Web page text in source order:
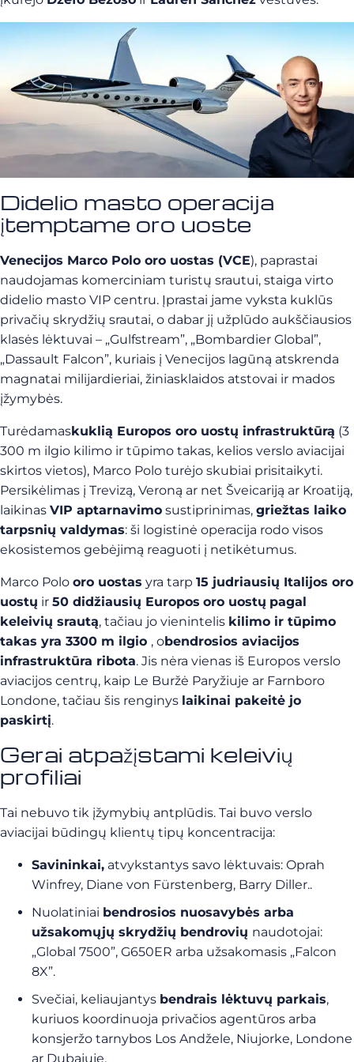
Didelio masto operacija
įtemptame oro uoste
Venecijos Marco Polo oro uostas (VCE), paprastai
naudojamas komerciniam turistų srautui, staiga virto
didelio masto VIP centru. Įprastai jame vyksta kuklūs
privačių skrydžių srautai, o dabar jį užplūdo aukščiausios
klasės lėktuvai – „Gulfstream”, „Bombardier Global”,
„Dassault Falcon”, kuriais į Venecijos lagūną atskrenda
magnatai milijardieriai, žiniasklaidos atstovai ir mados
įžymybės.
Turėdamaskuklią Europos oro uostų infrastruktūrą (3
300 m ilgio kilimo ir tūpimo takas, kelios verslo aviacijai
skirtos vietos), Marco Polo turėjo skubiai prisitaikyti.
Persikėlimas į Trevizą, Veroną ar net Šveicariją ar Kroatiją,
laikinas VIP aptarnavimo sustiprinimas, griežtas laiko
tarpsnių valdymas: ši logistinė operacija rodo visos
ekosistemos gebėjimą reaguoti į netikėtumus.
Marco Polo oro uostas yra tarp 15 judriausių Italijos oro
uostų ir 50 didžiausių Europos oro uostų pagal
keleivių srautą, tačiau jo vienintelis kilimo ir tūpimo
takas yra 3300 m ilgio , obendrosios aviacijos
infrastruktūra ribota. Jis nėra vienas iš Europos verslo
aviacijos centrų, kaip Le Buržė Paryžiuje ar Farnboro
Londone, tačiau šis renginys laikinai pakeitė jo
paskirtį.
Gerai atpažįstami keleivių
profiliai
Tai nebuvo tik įžymybių antplūdis. Tai buvo verslo
aviacijai būdingų klientų tipų koncentracija:
Savininkai, atvykstantys savo lėktuvais: Oprah
Winfrey, Diane von Fürstenberg, Barry Diller..
Nuolatiniai bendrosios nuosavybės arba
užsakomųjų skrydžių bendrovių naudotojai:
„Global 7500”, G650ER arba užsakomasis „Falcon
8X”.
Svečiai, keliaujantys bendrais lėktuvų parkais,
kuriuos koordinuoja privačios agentūros arba
konsjeržo tarnybos Los Andžele, Niujorke, Londone
ar Dubajuje.